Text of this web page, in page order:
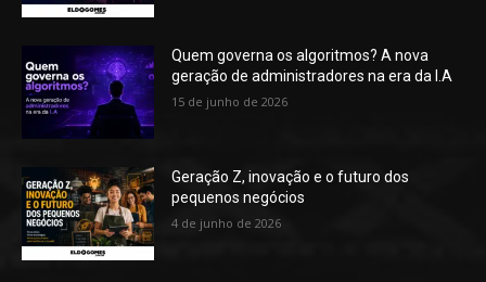
Quem governa os algoritmos? A nova
geração de administradores na era da I.A
15 de junho de 2026
Geração Z, inovação e o futuro dos
pequenos negócios
4 de junho de 2026